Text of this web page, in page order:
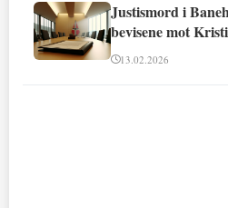
Justismord i
bevisene mot
13.02.2026